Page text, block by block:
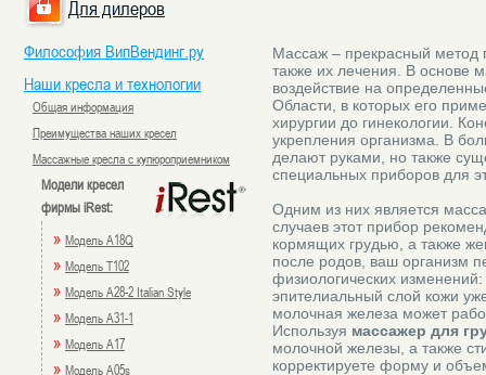
Для дилеров
Философия ВипВендинг.ру
Наши кресла и технологии
Общая информация
Преимущества наших кресел
Массажные кресла с купюроприемником
Модели кресел
фирмы iRest:
» Модель A18Q
» Модель T102
» Модель A28-2 Italian Style
» Модель A31-1
» Модель A17
» Модель A05s
Массаж – прекрасный метод
также их лечения. В основе
воздействие на
Области, в которых его
хирургии до гинекологии.
укрепления организма. В
делают руками, но также
специальных приборов для
Одним из них является
случаев этот прибор
кормящих грудью, а также
после родов, ваш организм
физиологических
эпителиальный слой кожи
молочная железа может
Используя массажер для
молочной железы, а также
корректируете форму и